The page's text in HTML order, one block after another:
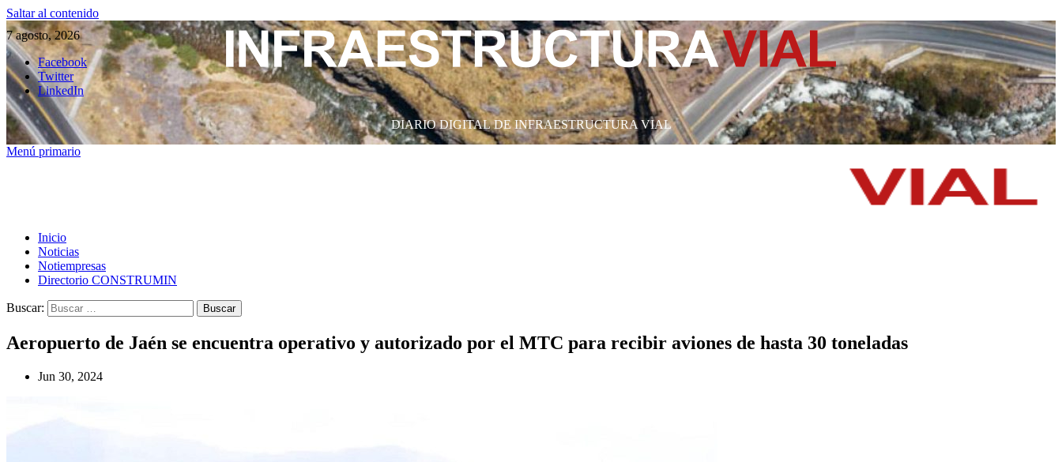
Saltar al contenido
7 agosto, 2026
Facebook
Twitter
LinkedIn
DIARIO DIGITAL DE INFRAESTRUCTURA VIAL
Menú primario
Inicio
Noticias
Notiempresas
Directorio CONSTRUMIN
Buscar:
Aeropuerto de Jaén se encuentra operativo y autorizado por el MTC para recibir aviones de hasta 30 toneladas
Jun 30, 2024